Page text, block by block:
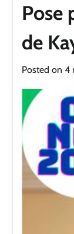
Pose
de
Posted on 4